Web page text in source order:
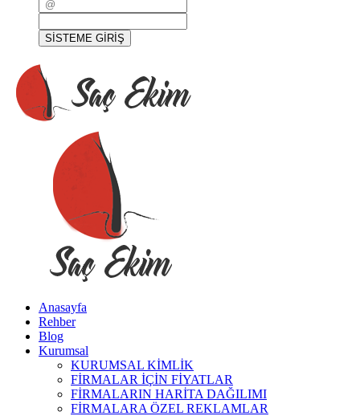
SİSTEME GİRİŞ
Anasayfa
Rehber
Blog
Kurumsal
KURUMSAL KİMLİK
FİRMALAR İÇİN FİYATLAR
FİRMALARIN HARİTA DAĞILIMI
FİRMALARA ÖZEL REKLAMLAR